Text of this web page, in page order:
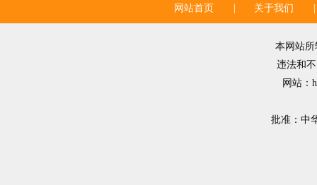
网站首页 关于我们
本网站
违法和
网站：
批准：